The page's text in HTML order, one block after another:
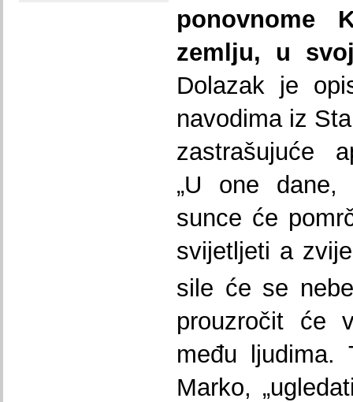
ponovnome
zemlju, u
Dolazak je
navodima iz
zastrašujuće
„U one dane,
sunce će
svijetljeti a
sile će se
prouzročit će
među ljudima.
Marko,